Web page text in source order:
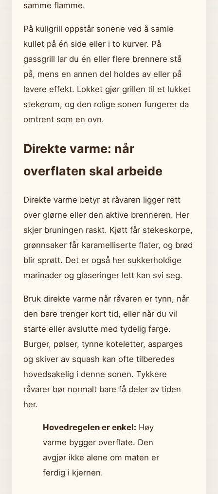
samme flamme.
På kullgrill oppstår sonene ved å samle
kullet på én side eller i to kurver. På
gassgrill lar du én eller flere brennere stå
på, mens en annen del holdes av eller på
lavere effekt. Lokket gjør grillen til et lukket
stekerom, og den rolige sonen fungerer da
omtrent som en ovn.
Direkte varme: når
overflaten skal arbeide
Direkte varme betyr at råvaren ligger rett
over glørne eller den aktive brenneren. Her
skjer bruningen raskt. Kjøtt får stekeskorpe,
grønnsaker får karamelliserte flater, og brød
blir sprøtt. Det er også her sukkerholdige
marinader og glaseringer lett kan svi seg.
Bruk direkte varme når råvaren er tynn, når
den bare trenger kort tid, eller når du vil
starte eller avslutte med tydelig farge.
Burger, pølser, tynne koteletter, asparges
og skiver av squash kan ofte tilberedes
hovedsakelig i denne sonen. Tykkere
råvarer bør normalt bare få deler av tiden
her.
Hovedregelen er enkel: Høy
varme bygger overflate. Den
avgjør ikke alene om maten er
ferdig i kjernen.